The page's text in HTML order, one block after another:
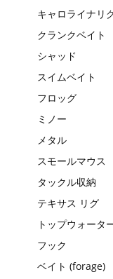
キャロライナリ
クランクベイト
シャッド
スイムベイト
フロッグ
ミノー
メタル
スモールマウス
タックル収納
テキサス リグ
トップウォータ
フック
ベイト (forage)